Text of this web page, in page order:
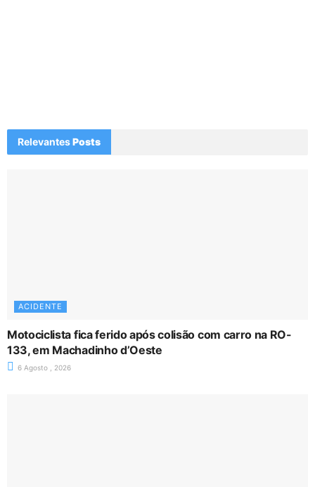
RelevantesPosts
ACIDENTE
Motociclista fica ferido após colisão com carro na RO-
133, em Machadinho d’Oeste
6 Agosto , 2026